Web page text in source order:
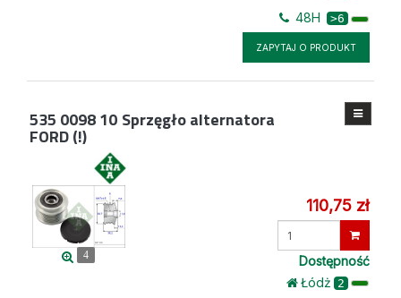
48H >6
ZAPYTAJ O PRODUKT
535 0098 10 Sprzęgło alternatora
FORD (!)
4
110,75 zł
Dostępność
Łódż 2